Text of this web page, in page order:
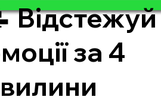
Відстежуй
за 4